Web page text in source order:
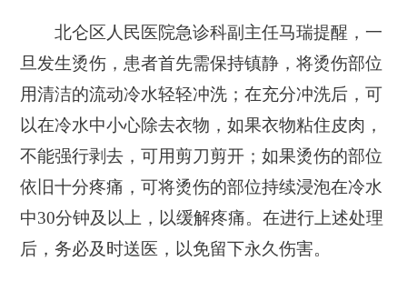
北仑区人民医院急诊科副主任马瑞提醒，一
旦发生烫伤，患者首先需保持镇静，将烫伤部位
用清洁的流动冷水轻轻冲洗；在充分冲洗后，可
以在冷水中小心除去衣物，如果衣物粘住皮肉，
不能强行剥去，可用剪刀剪开；如果烫伤的部位
依旧十分疼痛，可将烫伤的部位持续浸泡在冷水
中30分钟及以上，以缓解疼痛。在进行上述处理
后，务必及时送医，以免留下永久伤害。